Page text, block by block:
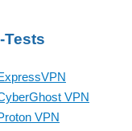
Tests
VPN
VPN